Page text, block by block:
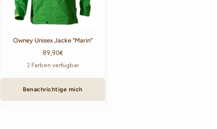
Owney Unisex Jacke "Marin"
Angebotspreis
89,90€
2 Farben verfügbar
Benachrichtige mich